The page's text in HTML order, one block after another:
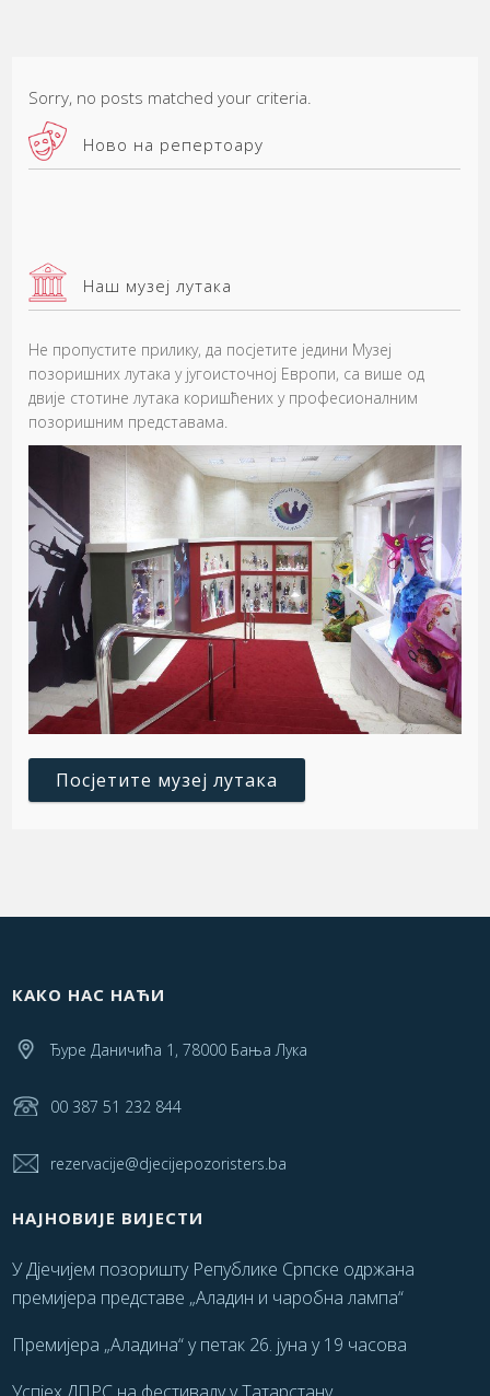
Sorry, no posts matched your criteria.
Ново на репертоару
Наш музеј лутака
Не пропустите прилику, да посјетите једини Музеј
позоришних лутака у југоисточној Европи, са више од
двије стотине лутака коришћених у професионалним
позоришним представама.
Посјетите музеј лутака
КАКО НАС НАЋИ
Ђуре Даничића 1, 78000 Бања Лука
00 387 51 232 844
rezervacije@djecijepozoristers.ba
НАЈНОВИЈЕ ВИЈЕСТИ
У Дјечијем позоришту Републике Српске одржана
премијера представе „Аладин и чаробна лампа“
Премијера „Аладина“ у петак 26. јуна у 19 часова